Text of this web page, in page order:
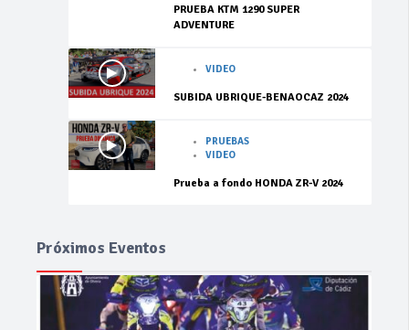
PRUEBA KTM 1290 SUPER
ADVENTURE
VIDEO
SUBIDA UBRIQUE-BENAOCAZ 2024
PRUEBAS
VIDEO
Prueba a fondo HONDA ZR-V 2024
Próximos Eventos